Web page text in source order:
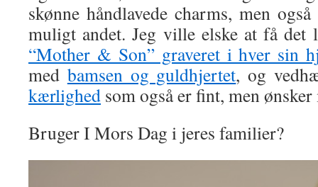
skønne håndlavede charms, men
muligt andet. Jeg ville elske at få det
“Mother & Son” graveret i hver sin
med bamsen og guldhjertet, og
kærlighed som også er fint, men
Bruger I Mors Dag i jeres familier?